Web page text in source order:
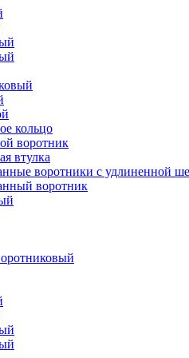
кольцо
воротник
втулка
воротники с удлиненной
воротник